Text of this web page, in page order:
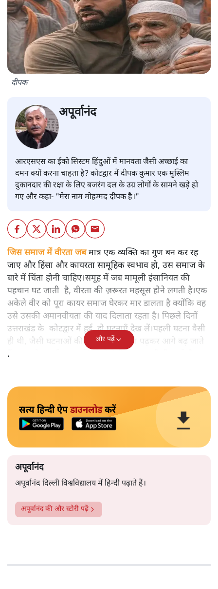
दीपक
अपूर्वानंद
आरएसएस का ईको सिस्टम हिंदुओं में मानवता जैसी अच्छाई का
दमन क्यों करना चाहता है? कोटद्वार में दीपक कुमार एक मुस्लिम
दुकानदार की रक्षा के लिए बजरंग दल के उग्र लोगों के सामने खड़े हो
गए और कहा- "मेरा नाम मोहम्मद दीपक है।"
जिस समाज में वीरता जबमात्र एक व्यक्ति का गुण बन कर रह
जाए और हिंसा और कायरता सामूहिक स्वभाव हो, उस समाज के
बारे में चिंता होनी चाहिए।समूह में जब मामूली इंसानियत की
पहचान घट जाती है, वीरता की ज़रूरत महसूस होने लगती है।एक
अकेले वीर को पूरा कायर समाज घेरकर मार डालता है क्योंकि वह
उसे उसकी अमानवीयता की याद दिलाता रहता है। पिछले दिनों
उत्तराखंड के कोटद्वार में हुई दो घटनाएँ देख लें।पहली घटना वैसी
ही थी, जैसी घटनाओं की खबर हम रोज़ाना पढ़कर आगे बढ़ जाते
हैं।भारत के तक़रीबन हर हिस्से से ऐसी खबर आती ही रहती है।
और पढ़ें
सत्य हिन्दी ऐपडाउनलोडकरें
अपूर्वानंद
अपूर्वानंद दिल्ली विश्वविद्यालय में हिन्दी पढ़ाते हैं।
अपूर्वानंदकी और स्टोरी पढ़ें